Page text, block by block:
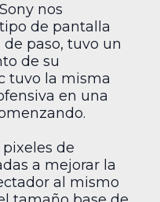
nos
de pantalla
paso, tuvo un
de su
tuvo la misma
en una
de
a mejorar la
al mismo